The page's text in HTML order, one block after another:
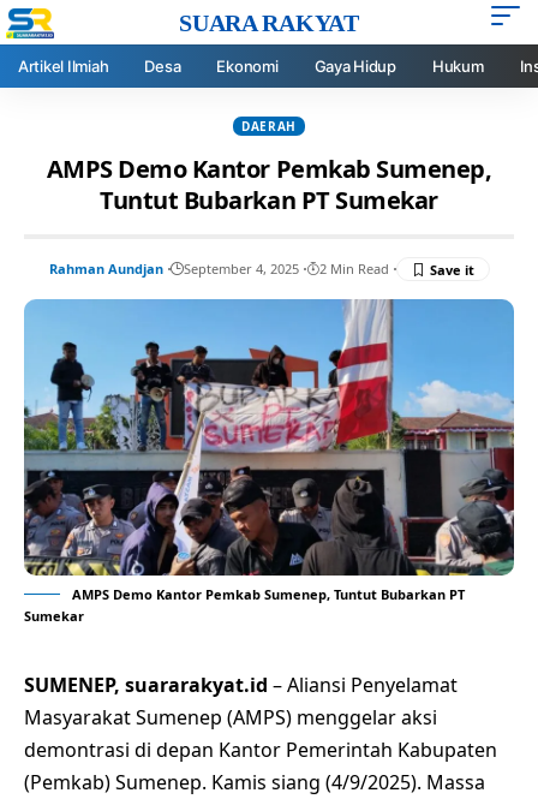
SUARA RAKYAT
Artikel Ilmiah Desa Ekonomi Gaya Hidup Hukum
DAERAH
AMPS Demo Kantor Pemkab Sumenep,
Tuntut Bubarkan PT Sumekar
Rahman Aundjan September 4, 2025 2 Min Read
AMPS Demo Kantor Pemkab Sumenep, Tuntut Bubarkan PT
Sumekar
SUMENEP, suararakyat.id – Aliansi Penyelamat
Masyarakat Sumenep (AMPS) menggelar aksi
demontrasi di depan Kantor Pemerintah Kabupaten
(Pemkab) Sumenep. Kamis siang (4/9/2025). Massa